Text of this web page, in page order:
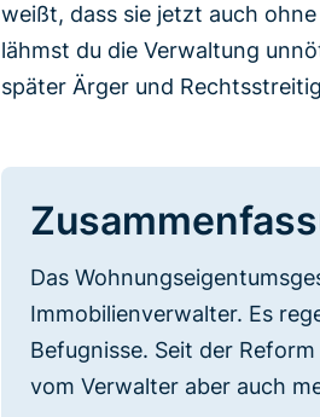
weißt, dass sie jetzt auch
lähmst du die Verwaltung
später Ärger und
Das
Immobilienverwalter. Es
Befugnisse. Seit der
vom Verwalter aber auch